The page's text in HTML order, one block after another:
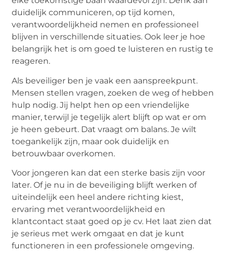
duidelijk communiceren, op tijd komen,
verantwoordelijkheid nemen en professioneel
blijven in verschillende situaties. Ook leer je hoe
belangrijk het is om goed te luisteren en rustig te
reageren.
Als beveiliger ben je vaak een aanspreekpunt.
Mensen stellen vragen, zoeken de weg of hebben
hulp nodig. Jij helpt hen op een vriendelijke
manier, terwijl je tegelijk alert blijft op wat er om
je heen gebeurt. Dat vraagt om balans. Je wilt
toegankelijk zijn, maar ook duidelijk en
betrouwbaar overkomen.
Voor jongeren kan dat een sterke basis zijn voor
later. Of je nu in de beveiliging blijft werken of
uiteindelijk een heel andere richting kiest,
ervaring met verantwoordelijkheid en
klantcontact staat goed op je cv. Het laat zien dat
je serieus met werk omgaat en dat je kunt
functioneren in een professionele omgeving.